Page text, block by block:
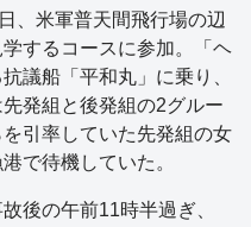
、米軍普天間飛行場の辺
するコースに参加。「ヘ
議船「平和丸」に乗り、
発組と後発組の2グルー
引率していた先発組の女
で待機していた。
後の午前11時半過ぎ、